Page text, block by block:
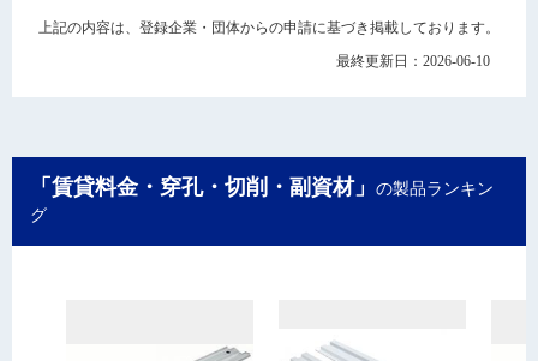
上記の内容は、登録企業・団体からの申請に基づき掲載しております。
最終更新日：2026-06-10
「賃貸料金・穿孔・切削・副資材」
の製品ランキン
グ